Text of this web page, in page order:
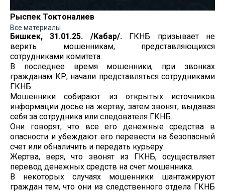
Рыспек Токтоналиев
Все материалы
Бишкек, 31.01.25. /Кабар/.ГКНБ призывает не
верить мошенникам, представляющихся
сотрудниками комитета.
В последнее время мошенники, при звонках
гражданам КР, начали представляться сотрудниками
ГКНБ.
Мошенники собирают из открытых источников
информации досье на жертву, затем звонят, выдавая
себя за сотрудника или следователя ГКНБ.
Они говорят, что все его денежные средства в
опасности и убеждают его перевести на безопасный
счет или обналичить и передать курьеру.
Жертва, веря, что звонят из ГКНБ, осуществляет
перевод денежных средств на счет мошенника.
В некоторых случаях мошенники шантажируют
граждан тем, что они из следственного отдела ГКНБ